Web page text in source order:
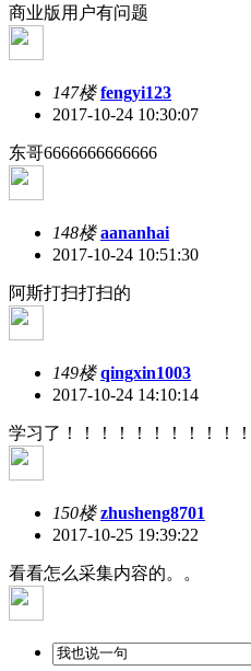
商业版用户有问题
147楼 fengyi123
2017-10-24 10:30:07
东哥6666666666666
148楼 aananhai
2017-10-24 10:51:30
阿斯打扫打扫的
149楼 qingxin1003
2017-10-24 14:10:14
学习了！！！！！！！！！！
150楼 zhusheng8701
2017-10-25 19:39:22
看看怎么采集内容的。。